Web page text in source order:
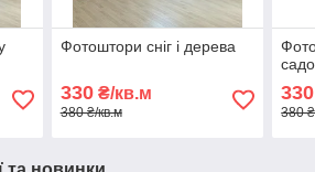
Фотоштори сніг і дерева
330₴/кв.м
380 ₴/кв.м
330
380